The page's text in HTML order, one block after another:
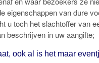
eigenschappen van dure
u toch het slachtoffer van
beschrijven in uw aangifte;
ook al is het maar